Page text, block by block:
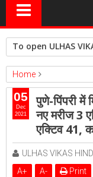
To open ULHAS
Home
ambernath
पुणे-पिंपरी में मिले 8
में नए मरीज 2 एक्टिव 41,
पुणे-पिंपरी में
नए मरीज 3
एक्टिव 41,
ULHAS VIKAS
A+ A- Print
05
Dec
2021